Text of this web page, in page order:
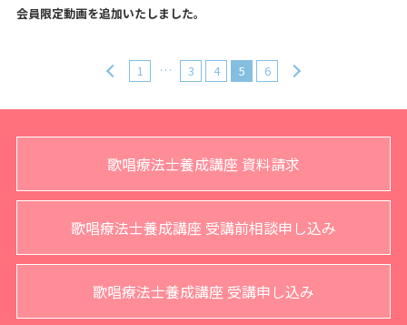
会員限定動画を追加いたしました。
1 … 3 4 5 6
歌唱療法士養成講座 資料請求
歌唱療法士養成講座 受講前相談申し込み
歌唱療法士養成講座 受講申し込み